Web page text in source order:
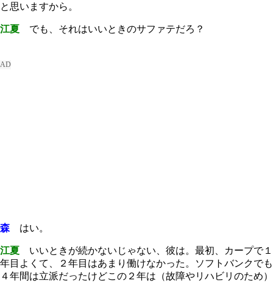
と思いますから。
江夏 でも、それはいいときのサファテだろ？
森 はい。
江夏 いいときが続かないじゃない、彼は。最初、カープで１
年目よくて、２年目はあまり働けなかった。ソフトバンクでも
４年間は立派だったけどこの２年は（故障やリハビリのため）